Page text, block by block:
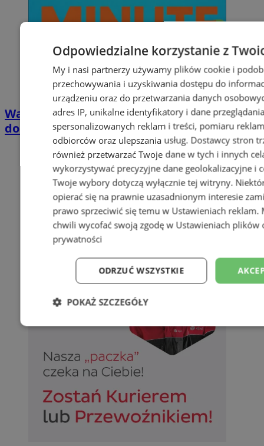
Wakacyjny wypoczynek nad Bałtykiem w
domkach Szmaragdowe Morze
Odpowiedzialne korzystanie z
My i nasi partnerzy używamy plików cookie i
przechowywania i uzyskiwania dostępu do
urządzeniu oraz do przetwarzania danych
adres IP, unikalne identyfikatory i dane
spersonalizowanych reklam i treści, pomiaru
odbiorców oraz ulepszania usług. Dostawcy stron
również przetwarzać Twoje dane w tych i innych
wykorzystywać precyzyjne dane geolokalizacyjne i
Twoje wybory dotyczą wyłącznie tej witryny.
opierać się na prawnie uzasadnionym interesie
prawo sprzeciwić się temu w Ustawieniach reklam.
chwili wycofać swoją zgodę w Ustawieniach plików
prywatności
ODRZUĆ WSZYSTKIE
POKAŻ SZCZEGÓŁY
Niezbędne Wydajność